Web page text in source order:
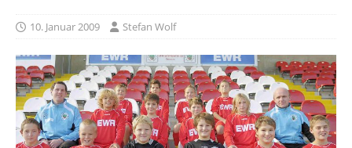
10. Januar 2009 Stefan Wolf